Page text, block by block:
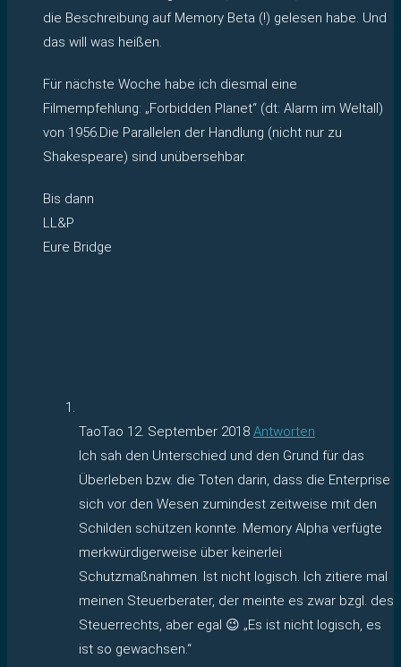
die Beschreibung auf Memory Beta (!) gelesen habe. Und
das will was heißen.
Für nächste Woche habe ich diesmal eine
Filmempfehlung: „Forbidden Planet“ (dt: Alarm im Weltall)
von 1956.Die Parallelen der Handlung (nicht nur zu
Shakespeare) sind unübersehbar.
Bis dann
LL&P
Eure Bridge
TaoTao 12. September 2018 Antworten
Ich sah den Unterschied und den Grund für das
Überleben bzw. die Toten darin, dass die Enterprise
sich vor den Wesen zumindest zeitweise mit den
Schilden schützen konnte. Memory Alpha verfügte
merkwürdigerweise über keinerlei
Schutzmaßnahmen. Ist nicht logisch. Ich zitiere mal
meinen Steuerberater, der meinte es zwar bzgl. des
Steuerrechts, aber egal 😉 „Es ist nicht logisch, es
ist so gewachsen.“